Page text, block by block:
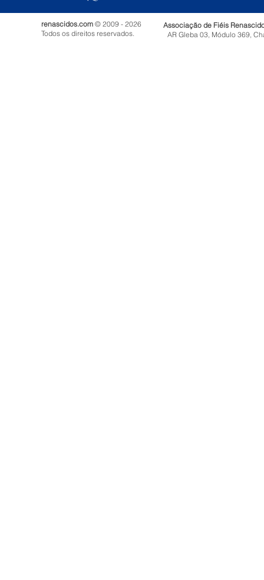
renascidos.com © 2009 - 2026
Todos os direitos reservados.
Associação de Fiéis
AR Gleba 03, Módulo 369,